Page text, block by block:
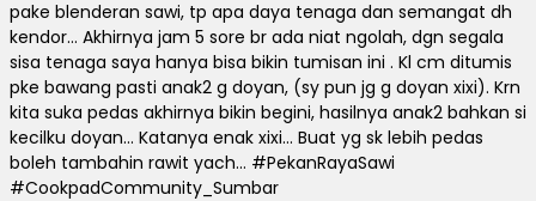
pake blenderan sawi, tp apa daya tenaga dan semangat dh
kendor… Akhirnya jam 5 sore br ada niat ngolah, dgn segala
sisa tenaga saya hanya bisa bikin tumisan ini . Kl cm ditumis
pke bawang pasti anak2 g doyan, (sy pun jg g doyan xixi). Krn
kita suka pedas akhirnya bikin begini, hasilnya anak2 bahkan si
kecilku doyan… Katanya enak xixi… Buat yg sk lebih pedas
boleh tambahin rawit yach… #PekanRayaSawi
#CookpadCommunity_Sumbar